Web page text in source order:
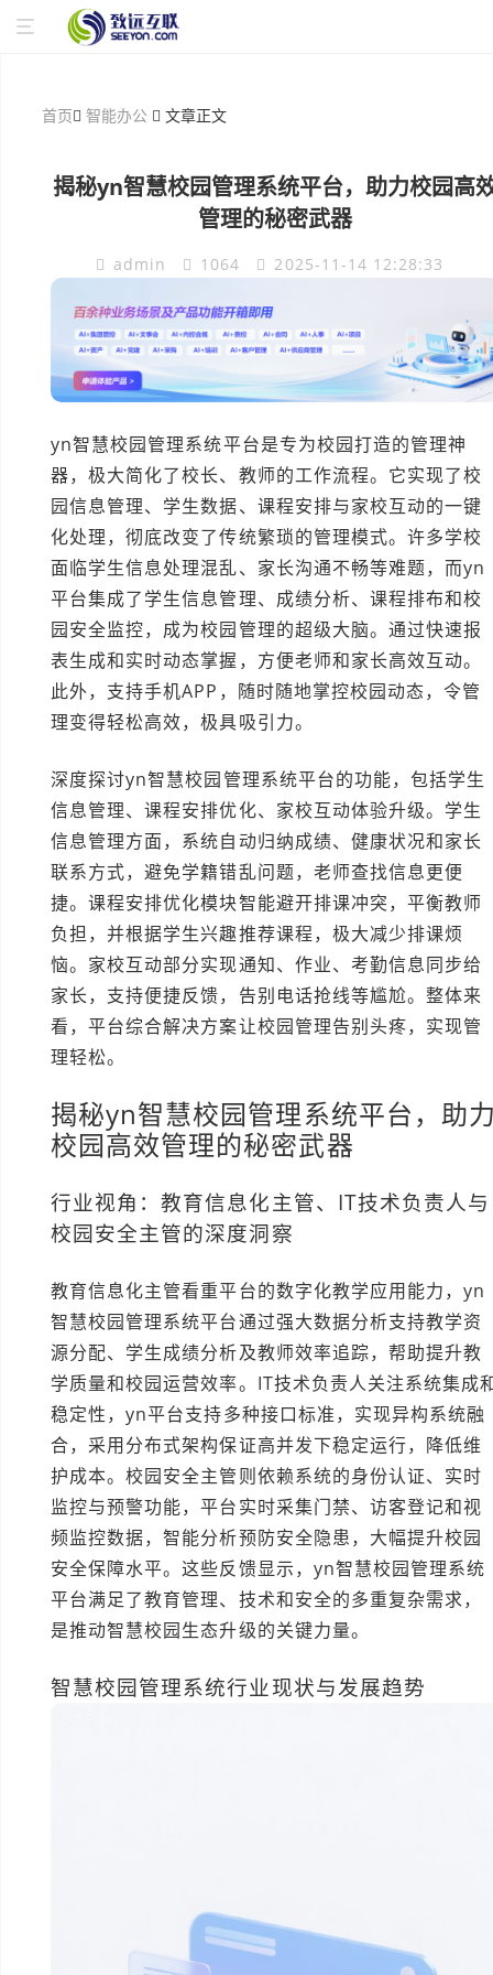
首页 智能办公 文章正文
揭秘yn智慧校园管理系统平台，助力校园高
管理的秘密武器
admin 1064 2025-11-14 12:28:33
yn智慧校园管理系统平台是专为校园打造的管理神
器，极大简化了校长、教师的工作流程。它实现了校
园信息管理、学生数据、课程安排与家校互动的一键
化处理，彻底改变了传统繁琐的管理模式。许多学校
面临学生信息处理混乱、家长沟通不畅等难题，而yn
平台集成了学生信息管理、成绩分析、课程排布和校
园安全监控，成为校园管理的超级大脑。通过快速报
表生成和实时动态掌握，方便老师和家长高效互动。
此外，支持手机APP，随时随地掌控校园动态，令管
理变得轻松高效，极具吸引力。
深度探讨yn智慧校园管理系统平台的功能，包括学生
信息管理、课程安排优化、家校互动体验升级。学生
信息管理方面，系统自动归纳成绩、健康状况和家长
联系方式，避免学籍错乱问题，老师查找信息更便
捷。课程安排优化模块智能避开排课冲突，平衡教师
负担，并根据学生兴趣推荐课程，极大减少排课烦
恼。家校互动部分实现通知、作业、考勤信息同步给
家长，支持便捷反馈，告别电话抢线等尴尬。整体来
看，平台综合解决方案让校园管理告别头疼，实现管
理轻松。
揭秘yn智慧校园管理系统平台，助
校园高效管理的秘密武器
行业视角：教育信息化主管、IT技术负责人与
校园安全主管的深度洞察
教育信息化主管看重平台的数字化教学应用能力，yn
智慧校园管理系统平台通过强大数据分析支持教学资
源分配、学生成绩分析及教师效率追踪，帮助提升教
学质量和校园运营效率。IT技术负责人关注系统集成
稳定性，yn平台支持多种接口标准，实现异构系统融
合，采用分布式架构保证高并发下稳定运行，降低维
护成本。校园安全主管则依赖系统的身份认证、实时
监控与预警功能，平台实时采集门禁、访客登记和视
频监控数据，智能分析预防安全隐患，大幅提升校园
安全保障水平。这些反馈显示，yn智慧校园管理系统
平台满足了教育管理、技术和安全的多重复杂需求，
是推动智慧校园生态升级的关键力量。
智慧校园管理系统行业现状与发展趋势